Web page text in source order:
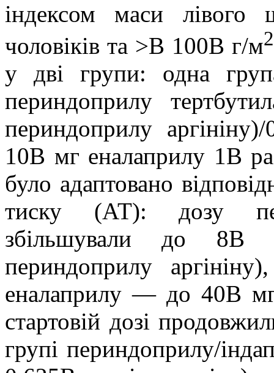
індексом маси
чоловіків та >В 100В г/м2
у дві групи: одна
периндоприлу
периндоприлу
10В мг еналаприлу 1В
було адаптовано
тиску (АТ): дозу
збільшували до 8В
периндоприлу
еналаприлу — до 40В
стартовій дозі
групі периндоприлу/